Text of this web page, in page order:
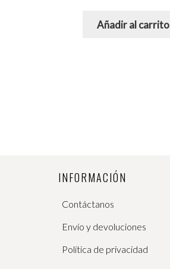
5
Añadir al carrito
INFORMACIÓN
Contáctanos
Envío y devoluciones
Política de privacidad